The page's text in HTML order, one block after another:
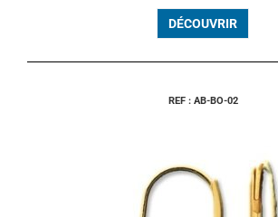
DÉCOUVRIR
REF : AB-BO-02